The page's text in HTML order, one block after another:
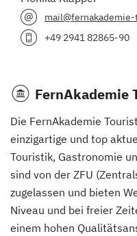
+49 2941 82865-90
FernAkademie
Die FernAkademie
einzigartige und top
Touristik, Gastronomie
sind von der ZFU
zugelassen und bieten
Niveau und bei freier
einem hohen